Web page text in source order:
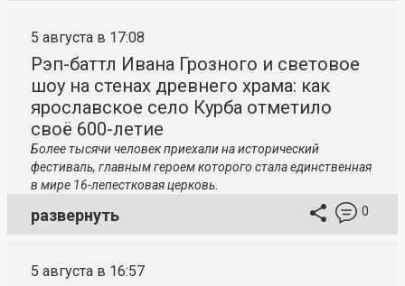
5 августа в 17:08
Рэп-баттл Ивана Грозного и световое
шоу на стенах древнего храма: как
ярославское село Курба отметило
своё 600-летие
Более тысячи человек приехали на исторический
фестиваль, главным героем которого стала единственная
в мире 16-лепестковая церковь.
развернуть 0
5 августа в 16:57